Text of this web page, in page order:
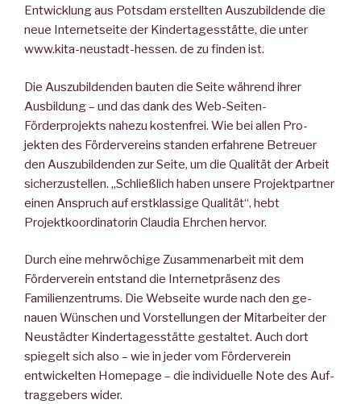
Entwicklung aus Potsdam erstellten Aus­zubildende die
neue Internet­seite der Kindertagesstätte, die unter
www.kita-neustadt-hessen. de zu finden ist.
Die Auszubildenden bauten die Seite während ihrer
Ausbil­dung – und das dank des Web-Seiten-
Förderprojekts nahezu kostenfrei. Wie bei allen Pro­
jekten des Fördervereins stan­den erfahrene Betreuer
den Auszubildenden zur Seite, um die Qualität der Arbeit
sicher­zustellen. „Schließlich haben unsere Projektpartner
einen An­spruch auf erstklassige Quali­tät“, hebt
Projektkoordinatorin Claudia Ehrchen hervor.
Durch eine mehrwöchige Zu­sammenarbeit mit dem
Förder­verein entstand die Internetprä­senz des
Familienzentrums. Die Webseite wurde nach den ge­
nauen Wünschen und Vorstel­lungen der Mitarbeiter der
Neu­städter Kindertagesstätte gestaltet. Auch dort
spiegelt sich also – wie in jeder vom Förder­verein
entwickelten Homepage – die individuelle Note des Auf­
traggebers wider.